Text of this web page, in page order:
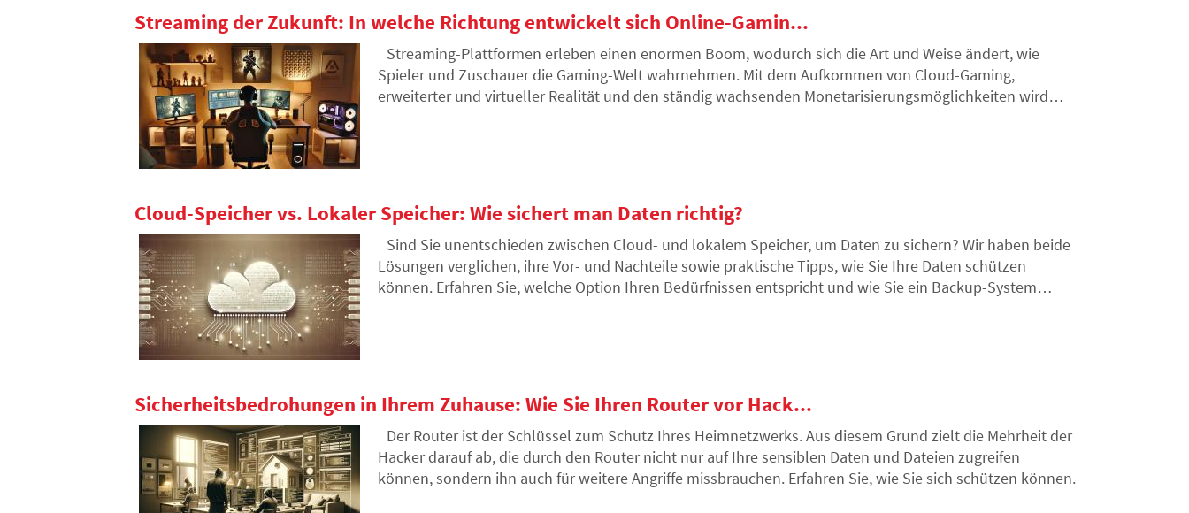
Streaming der Zukunft: In welche Richtung entwickelt sich Online-Gamin...
Streaming-Plattformen erleben einen enormen Boom, wodurch sich die Art und Weise ändert, wie
Spieler und Zuschauer die Gaming-Welt wahrnehmen. Mit dem Aufkommen von Cloud-Gaming,
erweiterter und virtueller Realität und den ständig wachsenden Monetarisierungsmöglichkeiten wird
Cloud-Speicher vs. Lokaler Speicher: Wie sichert man Daten richtig?
Sind Sie unentschieden zwischen Cloud- und lokalem Speicher, um Daten zu sichern? Wir haben beide
Lösungen verglichen, ihre Vor- und Nachteile sowie praktische Tipps, wie Sie Ihre Daten schützen
können. Erfahren Sie, welche Option Ihren Bedürfnissen entspricht und wie Sie ein Backup-System
Sicherheitsbedrohungen in Ihrem Zuhause: Wie Sie Ihren Router vor Hack...
Der Router ist der Schlüssel zum Schutz Ihres Heimnetzwerks. Aus diesem Grund zielt die Mehrheit der
Hacker darauf ab, die durch den Router nicht nur auf Ihre sensiblen Daten und Dateien zugreifen
können, sondern ihn auch für weitere Angriffe missbrauchen. Erfahren Sie, wie Sie sich schützen können.